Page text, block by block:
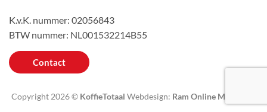
K.v.K. nummer: 02056843
BTW nummer: NL001532214B55
Contact
Copyright 2026 © KoffieTotaal Webdesign: Ram Online Marketing